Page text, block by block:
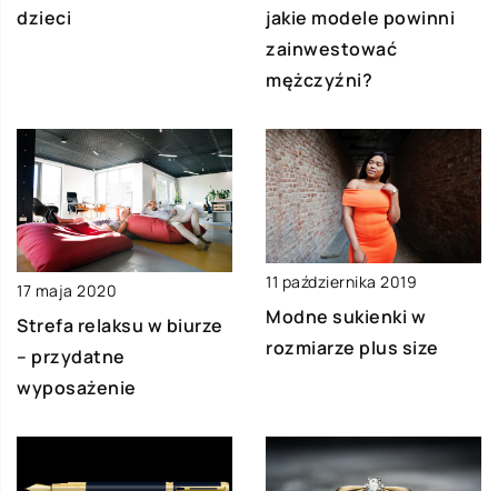
dzieci
jakie modele powinni
zainwestować
mężczyźni?
17 maja 2020
Strefa relaksu w biurze
– przydatne
wyposażenie
11 października 2019
Modne sukienki w
rozmiarze plus size